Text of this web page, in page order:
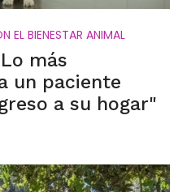
BIENESTAR ANIMAL
más
un paciente
a su hogar"